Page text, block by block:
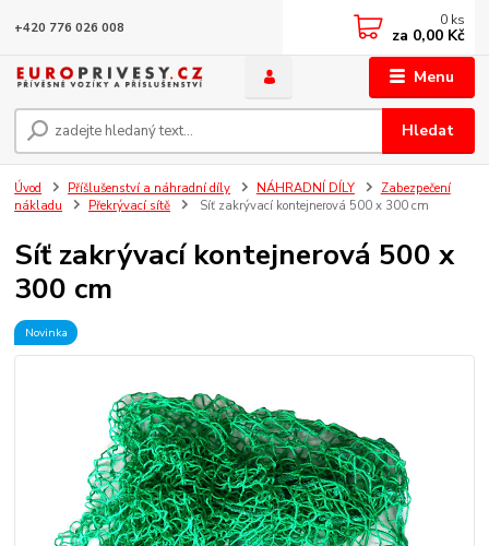
Menu
Hledat
+420 776 026 008 0 ks
za 0,00 Kč
Úvod Příšlušenství a náhradní díly NÁHRADNÍ DÍLY
Zabezpečení
nákladu
Překrývací sítě Síť zakrývací kontejnerová 500 x 300 cm
Síť zakrývací kontejnerová 500 x
300 cm
Novinka